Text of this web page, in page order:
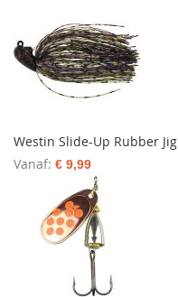
Westin Slide-Up Rubber
Vanaf € 9,99